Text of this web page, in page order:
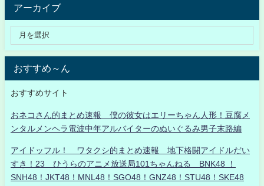
アーカイブ
おすすめ～ん
おすすめサイト
おネコさん的まとめ速報 僕の彼女はエリーちゃん人形！豆腐メ
ンタルメンヘラ電波中年アルバイターのぬいぐるみ男子末路編
アイドッフル！ ワタクシ的まとめ速報 地下格闘アイドルだい
すき！23 ひうらのアニメ放送局101ちゃんねる BNK48 ！
SNH48！JKT48！MNL48！SGO48！GNZ48！STU48！SKE48